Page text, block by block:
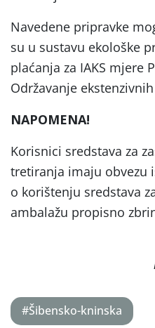
Navedene pripravke
su u sustavu ekološke
plaćanja za IAKS mjere
Održavanje
NAPOMENA!
Korisnici sredstava za
tretiranja imaju obvezu
o korištenju sredstava
ambalažu propisno
#Šibensko-kninska